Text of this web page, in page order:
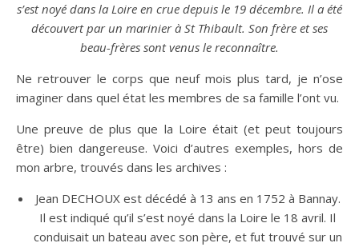
s’est noyé dans la Loire en crue depuis le 19 décembre. Il a été
découvert par un marinier à St Thibault. Son frère et ses
beau-frères sont venus le reconnaître.
Ne retrouver le corps que neuf mois plus tard, je n’ose
imaginer dans quel état les membres de sa famille l’ont vu.
Une preuve de plus que la Loire était (et peut toujours
être) bien dangereuse. Voici d’autres exemples, hors de
mon arbre, trouvés dans les archives :
Jean DECHOUX est décédé à 13 ans en 1752 à Bannay.
Il est indiqué qu’il s’est noyé dans la Loire le 18 avril. Il
conduisait un bateau avec son père, et fut trouvé sur un